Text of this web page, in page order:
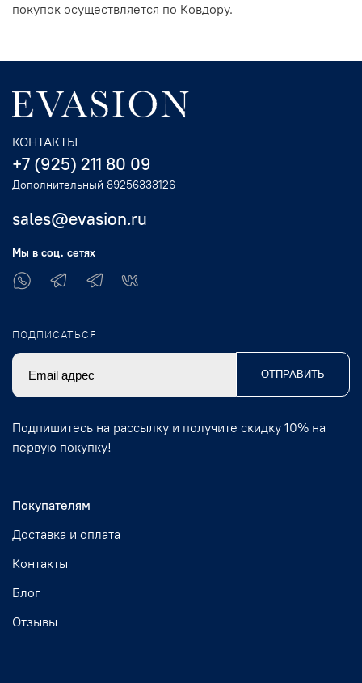
покупок осуществляется по Ковдору.
Покупателям
Доставка и оплата
Контакты
Блог
Отзывы
КОНТАКТЫ
+7 (925) 211 80 09
Дополнительный 89256333126
sales@evasion.ru
Мы в соц. сетях
ПОДПИСАТЬСЯ
ОТПРАВИТЬ
Подпишитесь на рассылку и получите скидку 10% на
первую покупку!